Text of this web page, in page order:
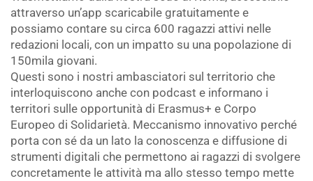
attraverso un’app scaricabile gratuitamente e
possiamo contare su circa 600 ragazzi attivi nelle
redazioni locali, con un impatto su una popolazione di
150mila giovani.
Questi sono i nostri ambasciatori sul territorio che
interloquiscono anche con podcast e informano i
territori sulle opportunità di Erasmus+ e Corpo
Europeo di Solidarietà. Meccanismo innovativo perché
porta con sé da un lato la conoscenza e diffusione di
strumenti digitali che permettono ai ragazzi di svolgere
concretamente le attività ma allo stesso tempo mette